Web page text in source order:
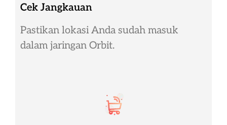
Cek Jangkauan
Pastikan lokasi Anda sudah masuk
dalam jaringan Orbit.